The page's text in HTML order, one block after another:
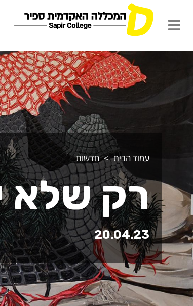
עמוד הבית חדשות
רק שלא
20.04.23